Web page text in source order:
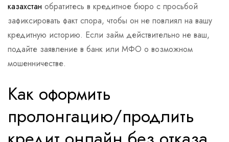
казахстан обратитесь в кредитное бюро с просьбой
зафиксировать факт спора, чтобы он не повлиял на вашу
кредитную историю. Если займ действительно не ваш,
подайте заявление в банк или МФО о возможном
мошенничестве.
Как оформить
пролонгацию/продлить